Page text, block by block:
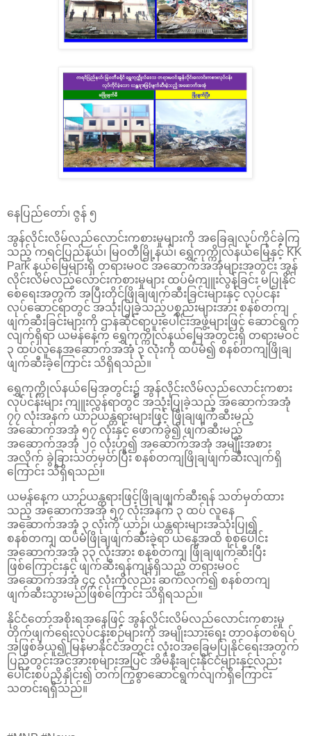
နေပြည်တော်၊ ဇွန် ၅
အွန်လိုင်းလိမ်လည်လောင်းကစားမှုများကို အခြေချလုပ်ကိုင်ခဲ့ကြ
သည့် ကရင်ပြည်နယ်၊ မြဝတီမြို့နယ်၊ ရွှေကုက္ကိုလ်နယ်မြေနှင့် KK
Park နယ်မြေများရှိ တရားမဝင် အဆောက်အအုံများအတွင်း အွန်
လိုင်းလိမ်လည်လောင်းကစားမှုများ ထပ်မံကျူးလွန်ခြင်း မပြုနိုင်
စေရေးအတွက် အပြီးတိုင်ဖြိုချဖျက်ဆီးခြင်းများနှင့် လုပ်ငန်း
လုပ်ဆောင်ရာတွင် အသုံးပြုခဲ့သည့်ပစ္စည်းများအား စနစ်တကျ
ဖျက်ဆီးခြင်းများကို ဌာနဆိုင်ရာပူးပေါင်းအဖွဲ့များဖြင့် ဆောင်ရွက်
လျက်ရှိရာ ယမန်နေ့က ရွှေကုက္ကိုလ်နယ်မြေအတွင်းရှိ တရားမဝင်
၃ ထပ်လူနေအဆောက်အအုံ ၃ လုံးကို ထပ်မံ၍ စနစ်တကျဖြိုချ
ဖျက်ဆီးခဲ့ကြောင်း သိရှိရသည်။
ရွှေကုက္ကိုလ်နယ်မြေအတွင်း၌ အွန်လိုင်းလိမ်လည်လောင်းကစား
လုပ်ငန်းများ ကျူးလွန်ရာတွင် အသုံးပြုခဲ့သည့် အဆောက်အအုံ
၇၇ လုံးအနက် ယာဉ်ယန္တရားများဖြင့် ဖြိုချဖျက်ဆီးမည့်
အဆောက်အအုံ ၅၇ လုံးနှင့် ဖောက်ခွဲ၍ ဖျက်ဆီးမည့်
အဆောက်အအုံ ၂၀ လုံးဟူ၍ အဆောက်အအုံ အမျိုးအစား
အလိုက် ခွဲခြားသတ်မှတ်ပြီး စနစ်တကျဖြိုချဖျက်ဆီးလျက်ရှိ
ကြောင်း သိရှိရသည်။
ယမန်နေ့က ယာဉ်ယန္တရားဖြင့်ဖြိုချဖျက်ဆီးရန် သတ်မှတ်ထား
သည့် အဆောက်အအုံ ၅၇ လုံးအနက် ၃ ထပ် လူနေ
အဆောက်အအုံ ၃ လုံးကို ယာဉ်၊ ယန္တရားများအသုံးပြု၍
စနစ်တကျ ထပ်မံဖြိုချဖျက်ဆီးခဲ့ရာ ယနေ့အထိ စုစုပေါင်း
အဆောက်အအုံ ၃၃ လုံးအား စနစ်တကျ ဖြိုချဖျက်ဆီးပြီး
ဖြစ်ကြောင်းနှင့် ဖျက်ဆီးရန်ကျန်ရှိသည့် တရားမဝင်
အဆောက်အအုံ ၄၄ လုံးကိုလည်း ဆက်လက်၍ စနစ်တကျ
ဖျက်ဆီးသွားမည်ဖြစ်ကြောင်း သိရှိရသည်။
နိုင်ငံတော်အစိုးရအနေဖြင့် အွန်လိုင်းလိမ်လည်လောင်းကစားမှု
တိုက်ဖျက်ရေးလုပ်ငန်းစဉ်များကို အမျိုးသားရေး တာဝန်တစ်ရပ်
အဖြစ်ခံယူ၍ မြန်မာနိုင်ငံအတွင်း လုံးဝအခြေမပြုနိုင်ရေးအတွက်
ပြည်တွင်းအင်အားစုများအပြင် အိမ်နီးချင်းနိုင်ငံများနှင့်လည်း
ပေါင်းစပ်ညှိနှိုင်း၍ တက်ကြွစွာဆောင်ရွက်လျက်ရှိကြောင်း
သတင်းရရှိသည်။